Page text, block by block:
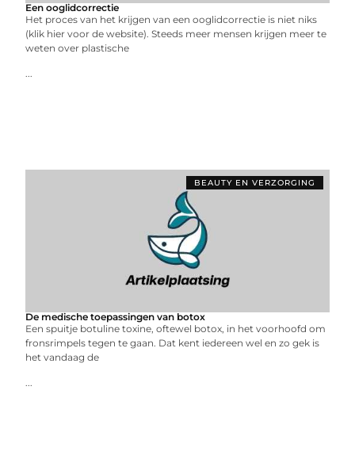
Een ooglidcorrectie
Het proces van het krijgen van een ooglidcorrectie is niet niks
(klik hier voor de website). Steeds meer mensen krijgen meer te
weten over plastische
...
BEAUTY EN VERZORGING
De medische toepassingen van botox
Een spuitje botuline toxine, oftewel botox, in het voorhoofd om
fronsrimpels tegen te gaan. Dat kent iedereen wel en zo gek is
het vandaag de
...